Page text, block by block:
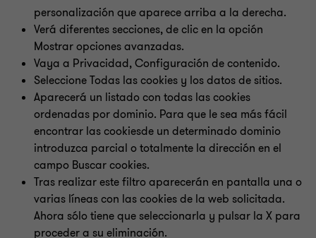
personalización que aparece arriba a la derecha.
Verá diferentes secciones, de clic en la opción
Mostrar opciones avanzadas.
Vaya a Privacidad, Configuración de contenido.
Seleccione Todas las cookies y los datos de sitios.
Aparecerá un listado con todas las cookies
ordenadas por dominio. Para que le sea más fácil
encontrar las cookiesde un determinado dominio
introduzca parcial o totalmente la dirección en el
campo Buscar cookies.
Tras realizar este filtro aparecerán en pantalla una o
varias líneas con las cookies de la web solicitada.
Ahora sólo tiene que seleccionarla y pulsar la X para
proceder a su eliminación.